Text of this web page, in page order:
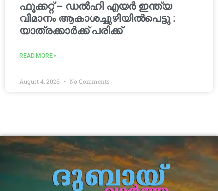
ഫൂക്കറ്റ് – ഡൽഹി എയര്‍ ഇന്ത്യ
വിമാനം ആകാശച്ചുഴിയില്‍പെട്ടു :
യാത്രക്കാര്‍ക്ക് പരിക്ക്
READ MORE »
August 4, 2026 No Comments